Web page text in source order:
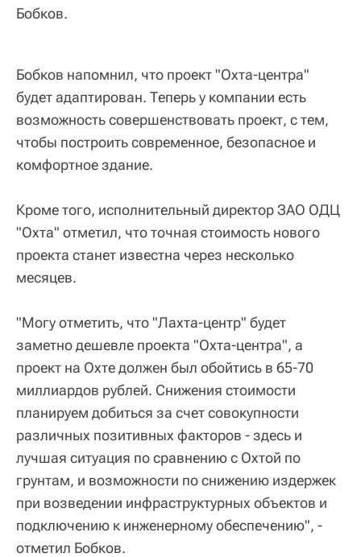
Бобков.
Бобков напомнил, что проект "Охта-центра"
будет адаптирован. Теперь у компании есть
возможность совершенствовать проект, с тем,
чтобы построить современное, безопасное и
комфортное здание.
Кроме того, исполнительный директор ЗАО ОДЦ
"Охта" отметил, что точная стоимость нового
проекта станет известна через несколько
месяцев.
"Могу отметить, что "Лахта-центр" будет
заметно дешевле проекта "Охта-центра", а
проект на Охте должен был обойтись в 65-70
миллиардов рублей. Снижения стоимости
планируем добиться за счет совокупности
различных позитивных факторов - здесь и
лучшая ситуация по сравнению с Охтой по
грунтам, и возможности по снижению издержек
при возведении инфраструктурных объектов и
подключению к инженерному обеспечению", -
отметил Бобков.